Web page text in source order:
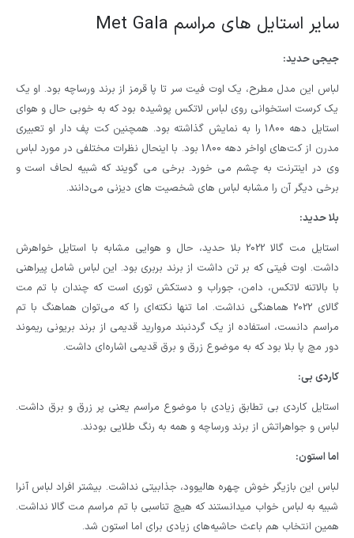
سایر استایل های مراسم Met Gala
جیجی حدید:
لباس این مدل مطرح، یک اوت فیت سر تا پا قرمز از برند ورساچه بود. او یک
یک کرست استخوانی روی لباس لاتکس پوشیده بود که به خوبی حال و هوای
استایل دهه 1800 را به نمایش گذاشته بود. همچنین کت پف دار او تعبیری
مدرن از کت‌های اواخر دهه 1800 بود. با اینحال نظرات مختلفی در مورد لباس
وی در اینترنت به چشم می خورد. برخی می گویند که شبیه لحاف است و
برخی دیگر آن را مشابه لباس های شخصیت های دیزنی می‌دانند.
بلا حدید:
استایل مت گالا 2022 بلا حدید، حال و هوایی مشابه با استایل خواهرش
داشت. اوت فیتی که بر تن داشت از برند بربری بود. این لباس شامل پیراهنی
با بالاتنه لاتکس، دامن، جوراب و دستکش توری است که چندان با تم مت
گالای 2022 هماهنگی نداشت. اما تنها نکته‌ای را که می‌توان هماهنگ با تم
مراسم دانست، استفاده از یک گردنبند مروارید قدیمی از برند بریونی ریموند
دور مچ پا بلا بود که به موضوع زرق و برق قدیمی اشاره‌ای داشت.
کاردی بی:
استایل کاردی بی تطابق زیادی با موضوع مراسم یعنی پر زرق و برق داشت.
لباس و جواهراتش از برند ورساچه و همه به رنگ طلایی بودند.
اما استون:
لباس این بازیگر خوش چهره هالیوود، جذابیتی نداشت. بیشتر افراد لباس آنرا
شبیه به لباس خواب میدانستند که هیچ تناسبی با تم مراسم مت گالا نداشت.
همین انتخاب هم باعث حاشیه‌های زیادی برای اما استون شد.